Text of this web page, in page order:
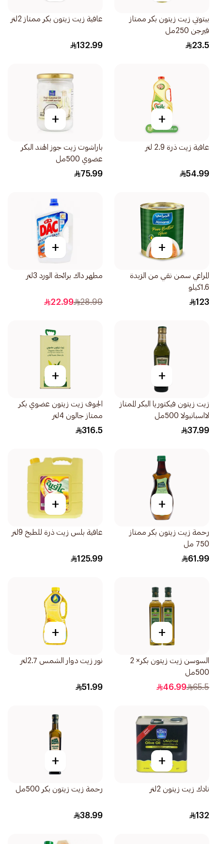
بيتوتي زيت زيتون بكر ممتاز
فيرجن 250مل
23.5
عافية زيت زيتون بكر ممتاز 2لتر
132.99
+
عافية زيت ذرة 2.9 لتر
54.99
+
باراشوت زيت جوز الهند البكر
عضوي 500مل
75.99
+
المراعي سمن نقي من الزبدة
1.6كيلو
123
+
مطهر داك برائحة الورد 3لتر
28.99
22.99
+
زيت زيتون فيكتوريا البكر الممتاز
لااسبانيولا 500مل
37.99
+
الجوف زيت زيتون عضوي بكر
ممتاز جالون 4لتر
316.5
+
رحمة زيت زيتون بكر ممتاز
750 مل
61.99
+
عافية بلس زيت ذرة للطبخ 9لتر
125.99
+
السوسن زيت زيتون بكر× 2
500مل
65.5
46.99
+
نور زيت دوار الشمس 2.7لتر
51.99
+
نادك زيت زيتون 2لتر
132
+
رحمة زيت زيتون بكر 500مل
38.99